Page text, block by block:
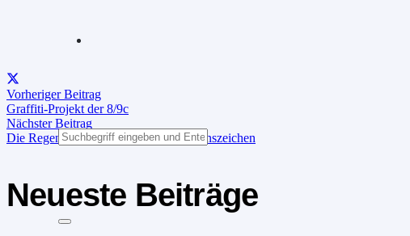
Vorheriger Beitrag
Graffiti-Projekt der 8/9c
Nächster Beitrag
Die Regenbogenschule setzt ein Friedenszeichen
Neueste Beiträge